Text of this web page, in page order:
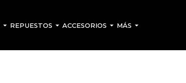
REPUESTOS ACCESORIOS MÁS